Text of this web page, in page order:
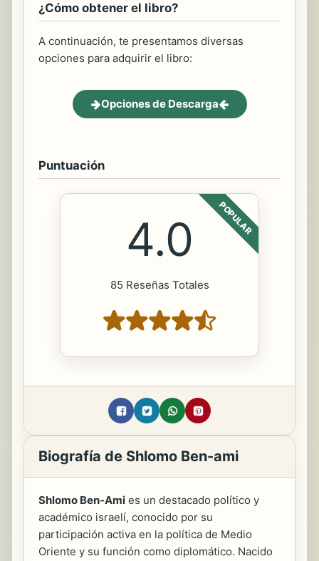
¿Cómo obtener el libro?
A continuación, te presentamos diversas
opciones para adquirir el libro:
Opciones de Descarga
Puntuación
POPULAR
4.0
85 Reseñas Totales
Biografía de Shlomo Ben-ami
Shlomo Ben-Ami es un destacado político y
académico israelí, conocido por su
participación activa en la política de Medio
Oriente y su función como diplomático. Nacido